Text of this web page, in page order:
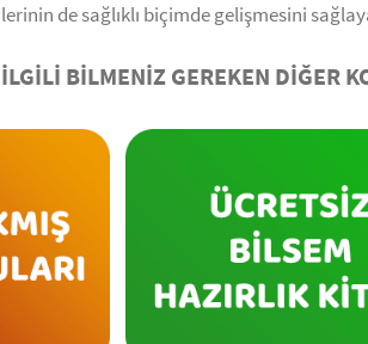
de sağlıklı biçimde gelişmesini
BİLMENİZ GEREKEN DİĞER